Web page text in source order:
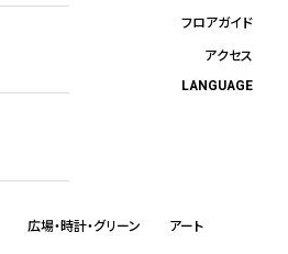
広場・時計・グリーン アート
フロアガイド
アクセス
LANGUAGE
ภาษาไทย